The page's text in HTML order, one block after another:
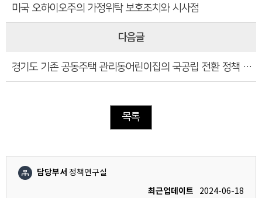
미국 오하이오주의 가정위탁 보호조치와 시사점
다음글
경기도 기존 공동주택 관리동어린이집의 국공립 전환 정책 수요와 향후과제
목록
담당부서 정책연구실
최근업데이트
2024-06-18